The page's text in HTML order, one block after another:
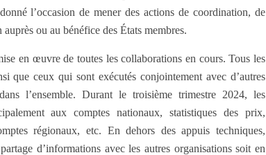
l’occasion de mener des actions de coordination, de
ou au bénéfice des États membres.
en œuvre de toutes les collaborations en cours. Tous les
que ceux qui sont exécutés conjointement avec d’autres
l’ensemble. Durant le troisième trimestre 2024, les
aux comptes nationaux, statistiques des prix,
régionaux, etc. En dehors des appuis techniques,
d’informations avec les autres organisations soit en